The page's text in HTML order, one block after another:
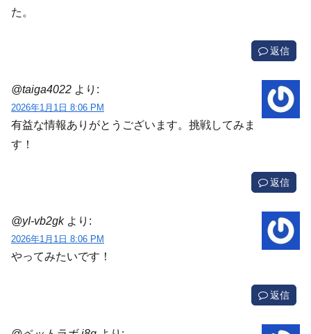
た。
返信
@taiga4022 より:
2026年1月1日 8:06 PM
有益な情報ありがとうございます。挑戦してみま
す！
返信
@yI-vb2gk より:
2026年1月1日 8:06 PM
やってみたいです！
返信